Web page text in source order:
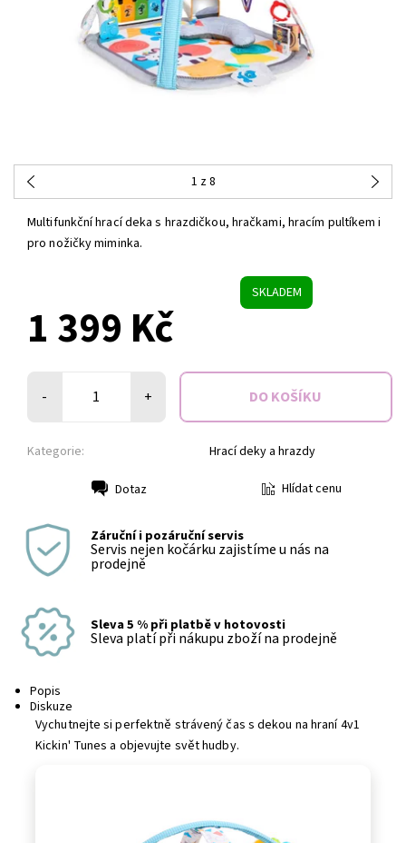
1 z 8
Multifunkční hrací deka s hrazdičkou, hračkami, hracím pultíkem i
pro nožičky miminka.
SKLADEM
1 399 Kč
- +
Kategorie: Hrací deky a hrazdy
Dotaz Hlídat cenu
Záruční i pozáruční servis
Servis nejen kočárku zajistíme u nás na
prodejně
Sleva 5 % při platbě v hotovosti
Sleva platí při nákupu zboží na prodejně
Popis
Diskuze
Vychutnejte si perfektně strávený čas s dekou na hraní 4v1
Kickin' Tunes a objevujte svět hudby.